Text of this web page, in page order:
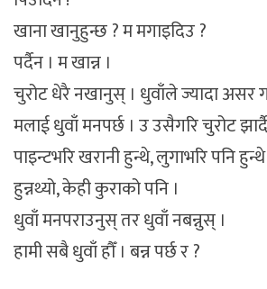
खाना खानुहुन्छ ? म मगाइदिउ ?
पर्दैन । म खान्न ।
चुरोट धेरै नखानुस् । धुवाँले ज्यादा असर
मलाई धुवाँ मनपर्छ । उ उसैगरि चुरोट
पाइन्टभरि खरानी हुन्थे, लुगाभरि पनि
हुन्नथ्यो, केही कुराको पनि ।
धुवाँ मनपराउनुस् तर धुवाँ नबन्नुस् ।
हामी सबै धुवाँ हौँ । बन्न पर्छ र ?